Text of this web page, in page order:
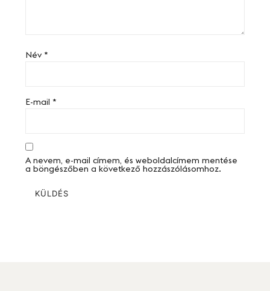
Név *
E-mail *
A nevem, e-mail címem, és weboldalcímem mentése
a böngészőben a következő hozzászólásomhoz.